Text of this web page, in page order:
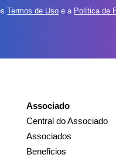
Termos de Uso e a Política de
Associado
Central do Associado
Associados
Beneficios